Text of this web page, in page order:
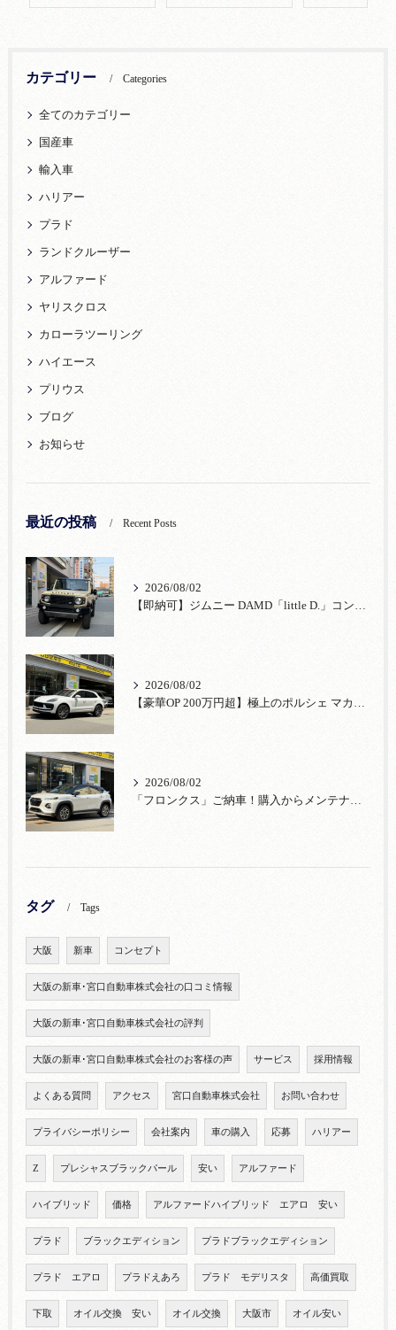
カテゴリー Categories
全てのカテゴリー
国産車
輸入車
ハリアー
プラド
ランドクルーザー
アルファード
ヤリスクロス
カローラツーリング
ハイエース
プリウス
ブログ
お知らせ
最近の投稿 Recent Posts
2026/08/02
【即納可】ジムニー DAMD「little D.」コンプリート！登録済未使用車あり
2026/08/02
【豪華OP 200万円超】極上のポルシェ マカンが入荷！注目のオプション装備
2026/08/02
「フロンクス」ご納車！購入からメンテナンス・リコールまで！宮口自動車
タグ Tags
大阪 新車 コンセプト
大阪の新車･宮口自動車株式会社の口コミ情報
大阪の新車･宮口自動車株式会社の評判
大阪の新車･宮口自動車株式会社のお客様の声 サービス 採用情報
よくある質問 アクセス 宮口自動車株式会社 お問い合わせ
プライバシーポリシー 会社案内 車の購入 応募 ハリアー
Z プレシャスブラックパール 安い アルファード
ハイブリッド 価格 アルファードハイブリッド エアロ 安い
プラド ブラックエディション プラドブラックエディション
プラド エアロ プラドえあろ プラド モデリスタ 高価買取
下取 オイル交換 安い オイル交換 大阪市 オイル安い